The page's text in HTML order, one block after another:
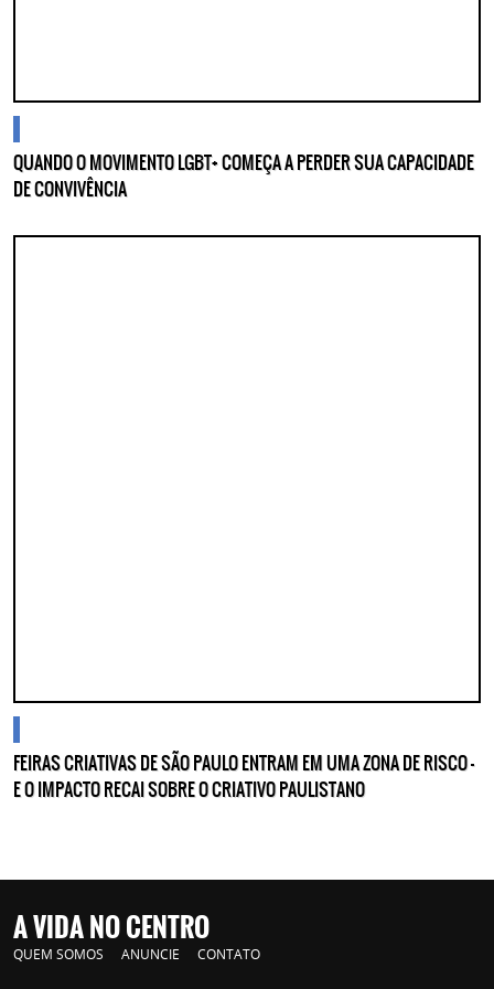
QUANDO O MOVIMENTO LGBT+ COMEÇA A PERDER SUA CAPACIDADE
DE CONVIVÊNCIA
FEIRAS CRIATIVAS DE SÃO PAULO ENTRAM EM UMA ZONA DE RISCO —
E O IMPACTO RECAI SOBRE O CRIATIVO PAULISTANO
A VIDA NO CENTRO
QUEM SOMOS ANUNCIE CONTATO